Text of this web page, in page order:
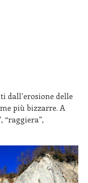
dall’erosione delle
più bizzarre. A
“raggiera”,